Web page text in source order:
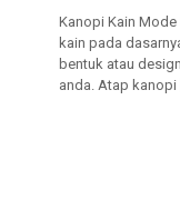
Kanopi Kain Mode
kain pada
bentuk atau
anda. Atap kanopi